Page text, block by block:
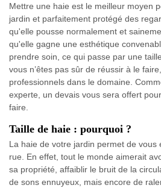
Mettre une haie est le meilleur moyen
jardin et parfaitement protégé des
qu'elle pousse normalement et
qu'elle gagne une esthétique
prendre soin, ce qui passe par une
vous n’êtes pas sûr de réussir à le
professionnels dans le domaine.
experte, un devais vous sera offert
faire.
Taille de haie : pourquoi ?
La haie de votre jardin permet de vous
rue. En effet, tout le monde aimerait
sa propriété, affaiblir le bruit de la
de sons ennuyeux, mais encore de